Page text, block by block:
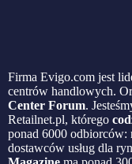
Firma Evigo.com jest
centrów handlowych.
Center Forum.
Retailnet.pl, którego
ponad 6000 odbiorców:
dostawców usług dla